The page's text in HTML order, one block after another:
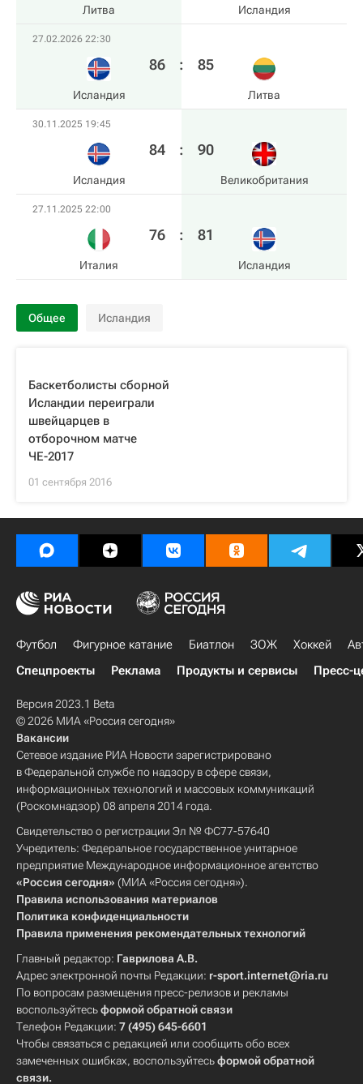
Литва Исландия
27.02.2026 22:30
Исландия
86 : 85
Литва
30.11.2025 19:45
Исландия
84 : 90
Великобритания
27.11.2025 22:00
Италия
76 : 81
Исландия
Общее Исландия
Баскетболисты сборной
Исландии переиграли
швейцарцев в
отборочном матче
ЧЕ-2017
01 сентября 2016
Футбол Фигурное катание Биатлон ЗОЖ Хоккей
Спецпроекты
Реклама Продукты и сервисы Пресс-
Версия 2023.1 Beta
© 2026 МИА «Россия сегодня»
Вакансии
Сетевое издание РИА Новости зарегистрировано
в Федеральной службе по надзору в сфере связи,
информационных технологий и массовых коммуникаций
(Роскомнадзор) 08 апреля 2014 года.
Свидетельство о регистрации Эл № ФС77-57640
Учредитель: Федеральное государственное унитарное
предприятие Международное информационное агентство
«Россия сегодня» (МИА «Россия сегодня»).
Правила использования материалов
Политика конфиденциальности
Правила применения рекомендательных технологий
Главный редактор: Гаврилова А.В.
Адрес электронной почты Редакции: r-sport.internet@ria.ru
По вопросам размещения пресс-релизов и рекламы
воспользуйтесьформой обратной связи
Телефон Редакции: 7 (495) 645-6601
Чтобы связаться с редакцией или сообщить обо всех
замеченных ошибках, воспользуйтесьформой обратной
связи.